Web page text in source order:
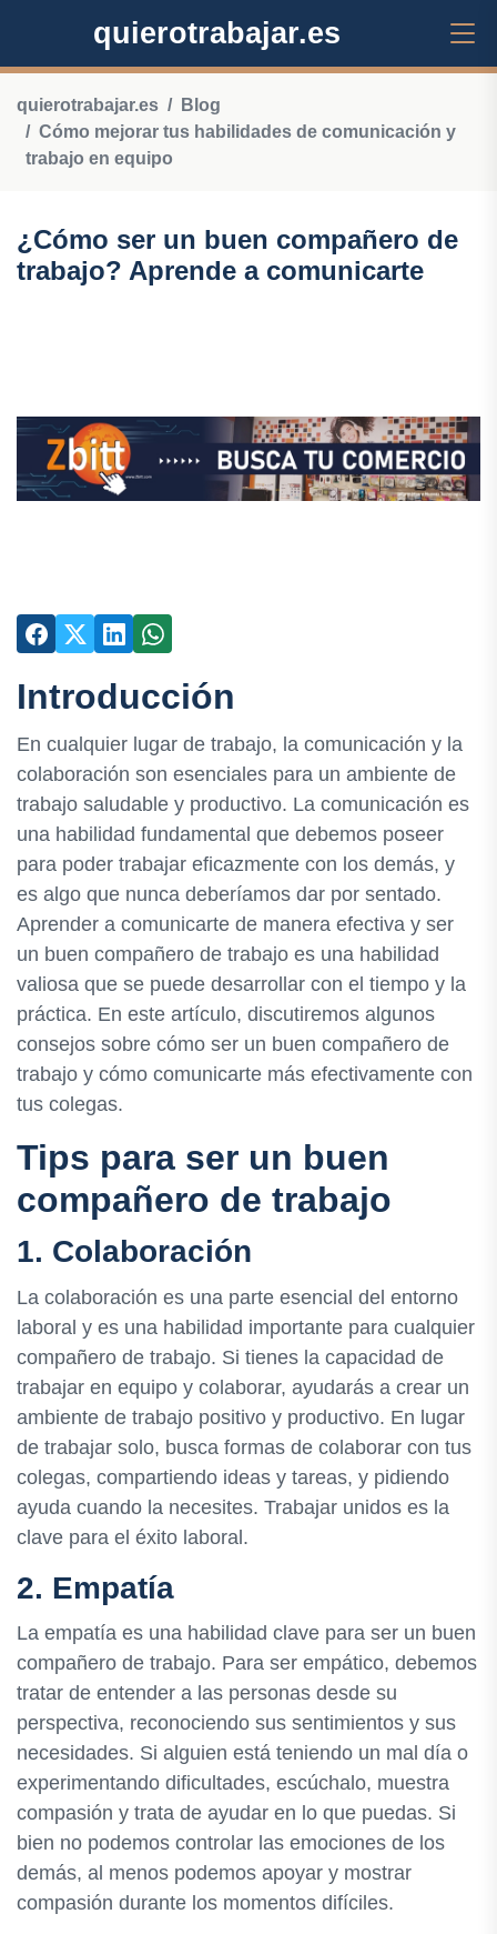
quierotrabajar.es
quierotrabajar.es
Blog
Cómo mejorar tus habilidades de comunicación y
trabajo en equipo
¿Cómo ser un buen compañero de
trabajo? Aprende a comunicarte
Introducción
En cualquier lugar de trabajo, la comunicación y la
colaboración son esenciales para un ambiente de
trabajo saludable y productivo. La comunicación es
una habilidad fundamental que debemos poseer
para poder trabajar eficazmente con los demás, y
es algo que nunca deberíamos dar por sentado.
Aprender a comunicarte de manera efectiva y ser
un buen compañero de trabajo es una habilidad
valiosa que se puede desarrollar con el tiempo y la
práctica. En este artículo, discutiremos algunos
consejos sobre cómo ser un buen compañero de
trabajo y cómo comunicarte más efectivamente con
tus colegas.
Tips para ser un buen
compañero de trabajo
1. Colaboración
La colaboración es una parte esencial del entorno
laboral y es una habilidad importante para cualquier
compañero de trabajo. Si tienes la capacidad de
trabajar en equipo y colaborar, ayudarás a crear un
ambiente de trabajo positivo y productivo. En lugar
de trabajar solo, busca formas de colaborar con tus
colegas, compartiendo ideas y tareas, y pidiendo
ayuda cuando la necesites. Trabajar unidos es la
clave para el éxito laboral.
2. Empatía
La empatía es una habilidad clave para ser un buen
compañero de trabajo. Para ser empático, debemos
tratar de entender a las personas desde su
perspectiva, reconociendo sus sentimientos y sus
necesidades. Si alguien está teniendo un mal día o
experimentando dificultades, escúchalo, muestra
compasión y trata de ayudar en lo que puedas. Si
bien no podemos controlar las emociones de los
demás, al menos podemos apoyar y mostrar
compasión durante los momentos difíciles.